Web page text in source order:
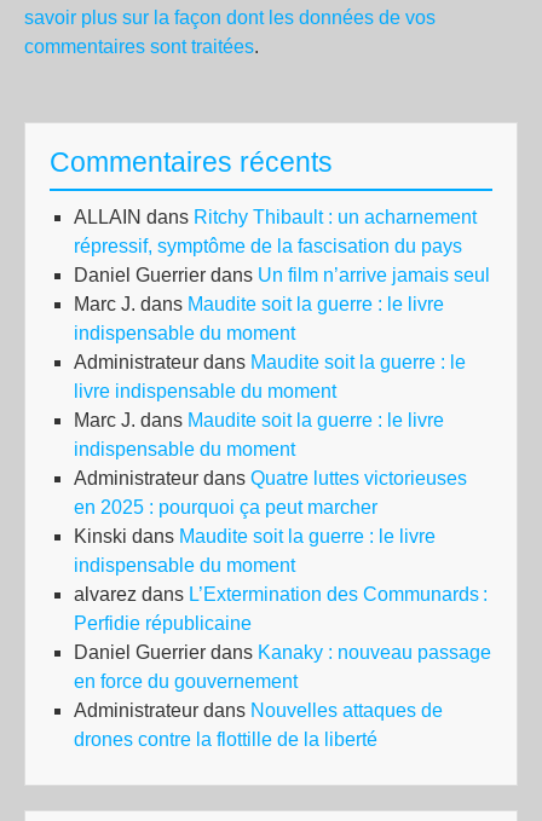
savoir plus sur la façon dont les données de vos
commentaires sont traitées.
Commentaires récents
ALLAIN dans Ritchy Thibault : un acharnement
répressif, symptôme de la fascisation du pays
Daniel Guerrier dans Un film n’arrive jamais seul
Marc J. dans Maudite soit la guerre : le livre
indispensable du moment
Administrateur dans Maudite soit la guerre : le
livre indispensable du moment
Marc J. dans Maudite soit la guerre : le livre
indispensable du moment
Administrateur dans Quatre luttes victorieuses
en 2025 : pourquoi ça peut marcher
Kinski dans Maudite soit la guerre : le livre
indispensable du moment
alvarez dans L’Extermination des Communards :
Perfidie républicaine
Daniel Guerrier dans Kanaky : nouveau passage
en force du gouvernement
Administrateur dans Nouvelles attaques de
drones contre la flottille de la liberté